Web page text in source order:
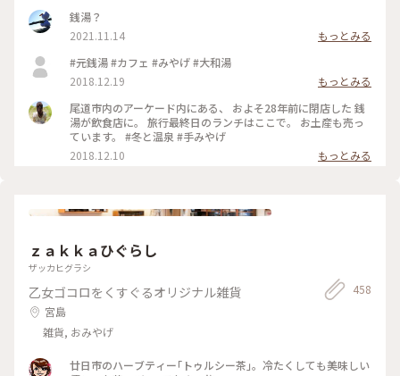
銭湯？
2021.11.14
もっとみる
#元銭湯 #カフェ #みやげ #大和湯
2018.12.19
もっとみる
尾道市内のアーケード内にある、 およそ28年前に閉店した 銭
湯が飲食店に。 旅行最終日のランチはここで。 お土産も売っ
ています。 #冬と温泉 #手みやげ
2018.12.10
もっとみる
ｚａｋｋａひぐらし
ザッカヒグラシ
乙女ゴコロをくすぐるオリジナル雑貨
宮島
雑貨, おみやげ
458
廿日市のハーブティー｢トゥルシー茶｣。冷たくしても美味しい